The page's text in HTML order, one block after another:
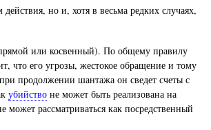
но и, хотя в весьма редких случаях,
или косвенный). По общему правилу
что его угрозы, жестокое обращение и тому
продолжении шантажа он сведет счеты с
убийство не может быть реализована на
рассматриваться как посредственный